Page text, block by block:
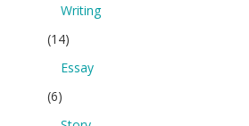
Writing
(14)
Essay
(6)